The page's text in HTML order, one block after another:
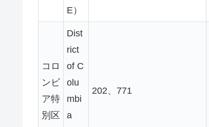
E）
コロ
ンビ
ア特
別区
Dist
rict
of C
olu
mbi
a
202、771